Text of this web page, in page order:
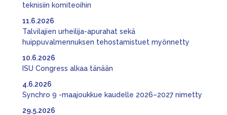
teknisiin komiteoihin
Talvilajien urheilija-apurahat sekä
huippuvalmennuksen tehostamistuet myönnetty
11.6.2026
ISU Congress alkaa tänään
10.6.2026
Synchro 9 -maajoukkue kaudelle 2026–2027 nimetty
4.6.2026
29.5.2026